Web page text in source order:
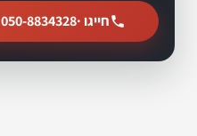
חייגו ·050-8834328